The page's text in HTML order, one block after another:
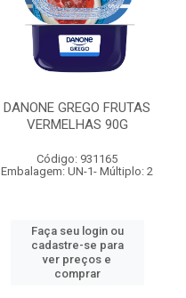
DANONE GREGO FRUTAS
VERMELHAS 90G
Código: 931165
Embalagem: UN-1- Múltiplo: 2
Faça seu login ou
cadastre-se para
ver preços e
comprar